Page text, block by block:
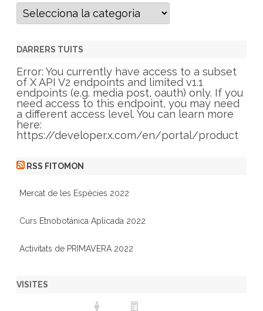
C
t
g
r
i
e
s
DARRERS TUITS
Error: You currently have access to a subset
of X API V2 endpoints and limited v1.1
endpoints (e.g. media post, oauth) only. If you
need access to this endpoint, you may need
a different access level. You can learn more
here:
https://developer.x.com/en/portal/product
RSS FITOMON
Mercat de les Espècies 2022
Curs Etnobotánica Aplicada 2022
Activitats de PRIMAVERA 2022
VISITES